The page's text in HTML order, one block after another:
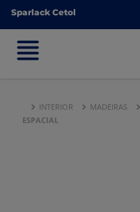
Sparlack Cetol
Sparlack Cetol
INTERIOR MADEIRAS
ESPACIAL